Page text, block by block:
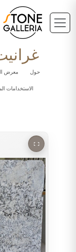
حول معرض
الاستخدامات